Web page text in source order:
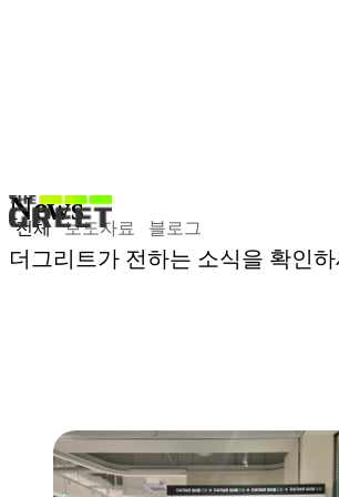
News
더그리트가 전하는 소식을 확인
전체 보도자료 블로그